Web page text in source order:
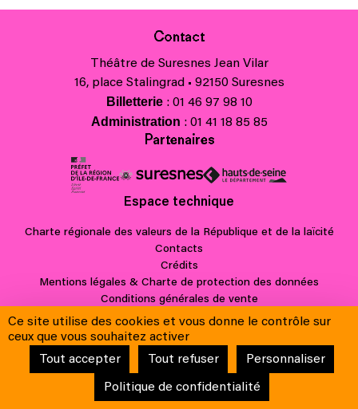
Contact
Théâtre de Suresnes Jean Vilar
16, place Stalingrad • 92150 Suresnes
Billetterie: 01 46 97 98 10
Administration : 01 41 18 85 85
Partenaires
Espace technique
Charte régionale des valeurs de la République et de la laïcité
Contacts
Crédits
Mentions légales & Charte de protection des données
Conditions générales de vente
Ce site utilise des cookies et vous donne le contrôle sur
ceux que vous souhaitez activer
Tout accepter
Tout refuser Personnaliser
Politique de confidentialité